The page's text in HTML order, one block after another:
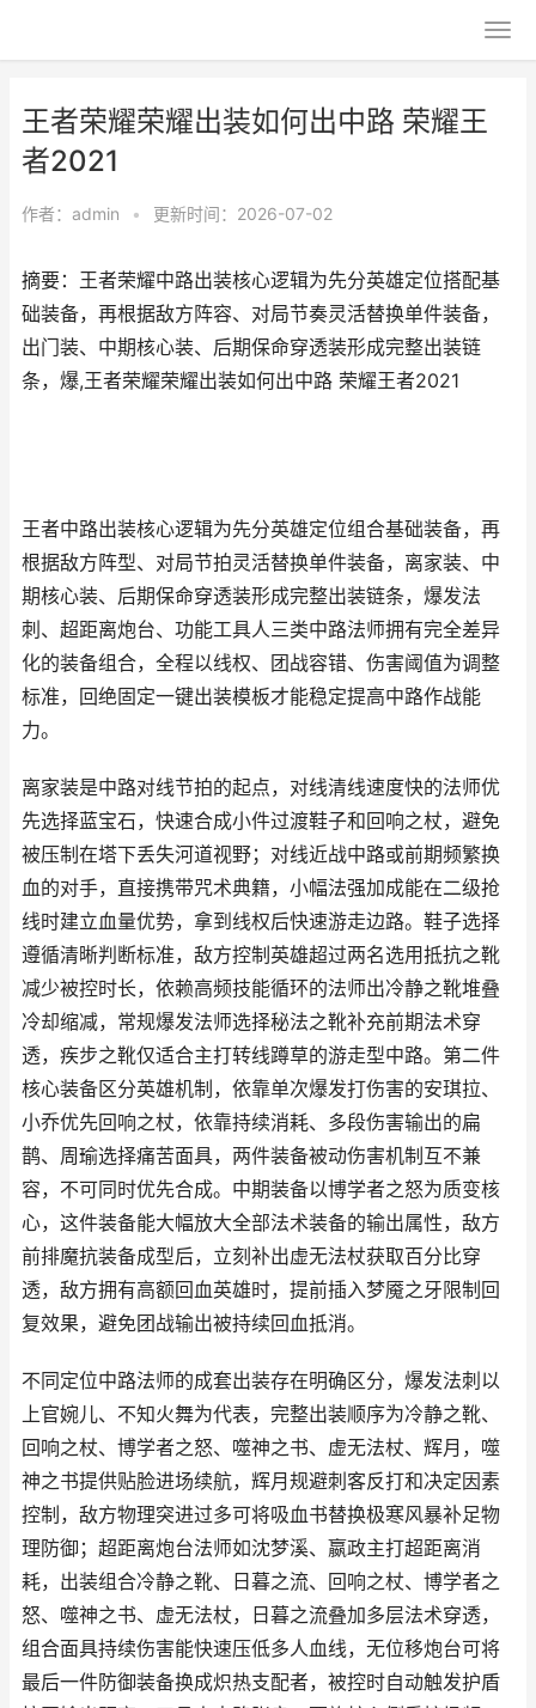
王者荣耀荣耀出装如何出中路 荣耀王
者2021
作者： admin • 更新时间：2026-07-02
摘要：王者荣耀中路出装核心逻辑为先分英雄定位搭配基
础装备，再根据敌方阵容、对局节奏灵活替换单件装备，
出门装、中期核心装、后期保命穿透装形成完整出装链
条，爆,王者荣耀荣耀出装如何出中路 荣耀王者2021
王者中路出装核心逻辑为先分英雄定位组合基础装备，再
根据敌方阵型、对局节拍灵活替换单件装备，离家装、中
期核心装、后期保命穿透装形成完整出装链条，爆发法
刺、超距离炮台、功能工具人三类中路法师拥有完全差异
化的装备组合，全程以线权、团战容错、伤害阈值为调整
标准，回绝固定一键出装模板才能稳定提高中路作战能
力。
离家装是中路对线节拍的起点，对线清线速度快的法师优
先选择蓝宝石，快速合成小件过渡鞋子和回响之杖，避免
被压制在塔下丢失河道视野；对线近战中路或前期频繁换
血的对手，直接携带咒术典籍，小幅法强加成能在二级抢
线时建立血量优势，拿到线权后快速游走边路。鞋子选择
遵循清晰判断标准，敌方控制英雄超过两名选用抵抗之靴
减少被控时长，依赖高频技能循环的法师出冷静之靴堆叠
冷却缩减，常规爆发法师选择秘法之靴补充前期法术穿
透，疾步之靴仅适合主打转线蹲草的游走型中路。第二件
核心装备区分英雄机制，依靠单次爆发打伤害的安琪拉、
小乔优先回响之杖，依靠持续消耗、多段伤害输出的扁
鹊、周瑜选择痛苦面具，两件装备被动伤害机制互不兼
容，不可同时优先合成。中期装备以博学者之怒为质变核
心，这件装备能大幅放大全部法术装备的输出属性，敌方
前排魔抗装备成型后，立刻补出虚无法杖获取百分比穿
透，敌方拥有高额回血英雄时，提前插入梦魇之牙限制回
复效果，避免团战输出被持续回血抵消。
不同定位中路法师的成套出装存在明确区分，爆发法刺以
上官婉儿、不知火舞为代表，完整出装顺序为冷静之靴、
回响之杖、博学者之怒、噬神之书、虚无法杖、辉月，噬
神之书提供贴脸进场续航，辉月规避刺客反打和决定因素
控制，敌方物理突进过多可将吸血书替换极寒风暴补足物
理防御；超距离炮台法师如沈梦溪、嬴政主打超距离消
耗，出装组合冷静之靴、日暮之流、回响之杖、博学者之
怒、噬神之书、虚无法杖，日暮之流叠加多层法术穿透，
组合面具持续伤害能快速压低多人血线，无位移炮台可将
最后一件防御装备换成炽热支配者，被控时自动触发护盾